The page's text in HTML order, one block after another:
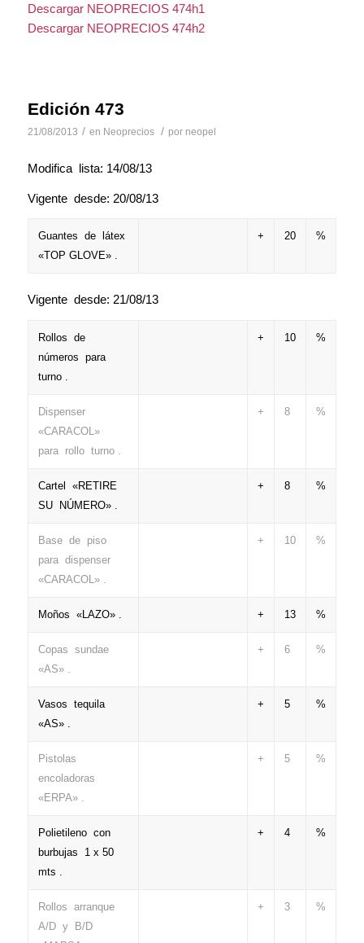
Descargar NEOPRECIOS 474h1
Descargar NEOPRECIOS 474h2
Edición 473
21/08/2013 / en Neoprecios / por neopel
Modifica lista: 14/08/13
Vigente desde: 20/08/13
Guantes de látex
«TOP GLOVE» .
+ 20 %
Vigente desde: 21/08/13
Rollos de
números para
turno .
+ 10 %
Dispenser
«CARACOL»
para rollo turno .
+ 8 %
Cartel «RETIRE
SU NÚMERO» .
+ 8 %
Base de piso
para dispenser
«CARACOL» .
+ 10 %
Moños «LAZO» . + 13 %
Copas sundae
«AS» .
+ 6 %
Vasos tequila
«AS» .
+ 5 %
Pistolas
encoladoras
«ERPA» .
+ 5 %
Polietileno con
burbujas 1 x 50
mts .
+ 4 %
Rollos arranque
A/D y B/D
+ 3 %